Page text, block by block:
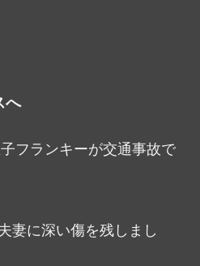
へ
フランキーが交通事故で
妻に深い傷を残しまし